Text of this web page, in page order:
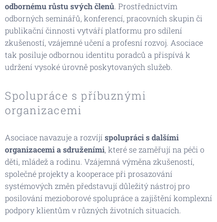
odbornému růstu svých členů. Prostřednictvím
odborných seminářů, konferencí, pracovních skupin či
publikační činnosti vytváří platformu pro sdílení
zkušeností, vzájemné učení a profesní rozvoj. Asociace
tak posiluje odbornou identitu poradců a přispívá k
udržení vysoké úrovně poskytovaných služeb.
Spolupráce s příbuznými
organizacemi
Asociace navazuje a rozvíjí spolupráci s dalšími
organizacemi a sdruženími, které se zaměřují na péči o
děti, mládež a rodinu. Vzájemná výměna zkušeností,
společné projekty a kooperace při prosazování
systémových změn představují důležitý nástroj pro
posilování mezioborové spolupráce a zajištění komplexní
podpory klientům v různých životních situacích.